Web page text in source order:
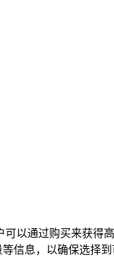
以通过购买来获得
信息，以确保选择